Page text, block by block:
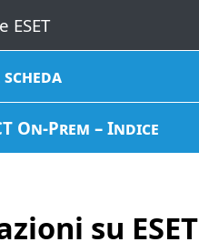
On-Prem – Indice
su ESET